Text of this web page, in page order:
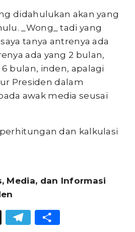
didahulukan akan yang
_Wong_ tadi yang
tanya antrenya ada
ada yang 2 bulan,
bulan, inden, apalagi
Presiden dalam
awak media seusai
dan kalkulasi
Media, dan Informasi
X Telegram